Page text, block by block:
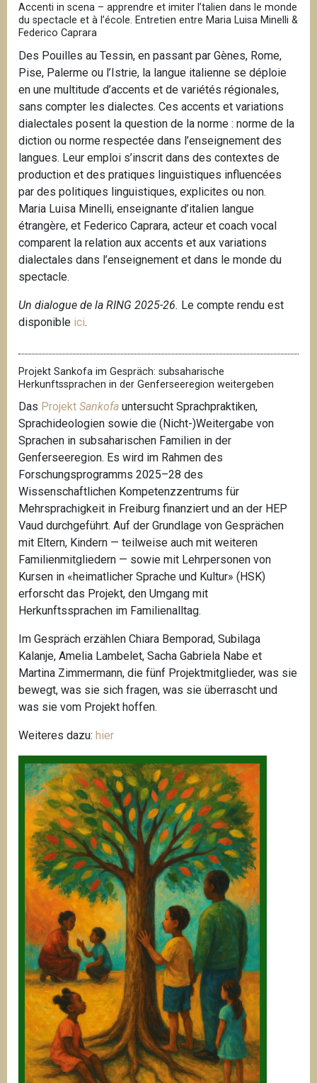
Accenti in scena – apprendre et imiter l’talien dans le monde
du spectacle et à l’école. Entretien entre Maria Luisa Minelli &
Federico Caprara
Des Pouilles au Tessin, en passant par Gènes, Rome,
Pise, Palerme ou l’Istrie, la langue italienne se déploie
en une multitude d’accents et de variétés régionales,
sans compter les dialectes. Ces accents et variations
dialectales posent la question de la norme : norme de la
diction ou norme respectée dans l’enseignement des
langues. Leur emploi s’inscrit dans des contextes de
production et des pratiques linguistiques influencées
par des politiques linguistiques, explicites ou non.
Maria Luisa Minelli, enseignante d’italien langue
étrangère, et Federico Caprara, acteur et coach vocal
comparent la relation aux accents et aux variations
dialectales dans l’enseignement et dans le monde du
spectacle.
Un dialogue de la RING 2025-26. Le compte rendu est
disponible ici.
Projekt Sankofa im Gespräch: subsaharische
Herkunftssprachen in der Genferseeregion weitergeben
Das Projekt Sankofa untersucht Sprachpraktiken,
Sprachideologien sowie die (Nicht-)Weitergabe von
Sprachen in subsaharischen Familien in der
Genferseeregion. Es wird im Rahmen des
Forschungsprogramms 2025–28 des
Wissenschaftlichen Kompetenzzentrums für
Mehrsprachigkeit in Freiburg finanziert und an der HEP
Vaud durchgeführt. Auf der Grundlage von Gesprächen
mit Eltern, Kindern — teilweise auch mit weiteren
Familienmitgliedern — sowie mit Lehrpersonen von
Kursen in «heimatlicher Sprache und Kultur» (HSK)
erforscht das Projekt, den Umgang mit
Herkunftssprachen im Familienalltag.
Im Gespräch erzählen Chiara Bemporad, Subilaga
Kalanje, Amelia Lambelet, Sacha Gabriela Nabe et
Martina Zimmermann, die fünf Projektmitglieder, was sie
bewegt, was sie sich fragen, was sie überrascht und
was sie vom Projekt hoffen.
Weiteres dazu: hier